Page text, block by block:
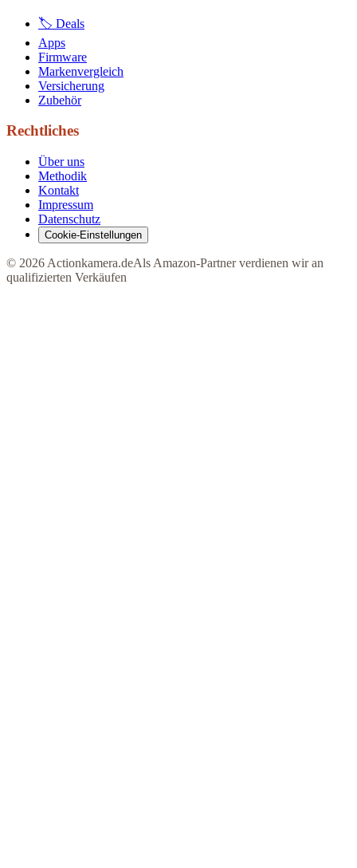
🏷 Deals
Apps
Firmware
Markenvergleich
Versicherung
Zubehör
Rechtliches
Über uns
Methodik
Kontakt
Impressum
Datenschutz
Cookie-Einstellungen
© 2026 Actionkamera.deAls Amazon-Partner verdienen wir an
qualifizierten Verkäufen